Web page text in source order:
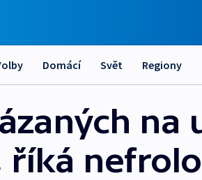
Domácí Svět Regiony
na
říká